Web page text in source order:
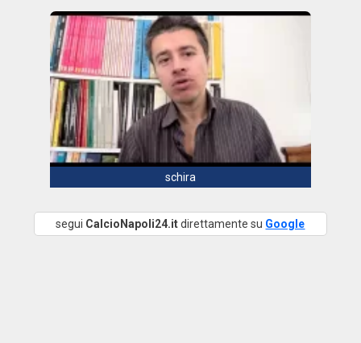
schira
segui CalcioNapoli24.itdirettamente su Google